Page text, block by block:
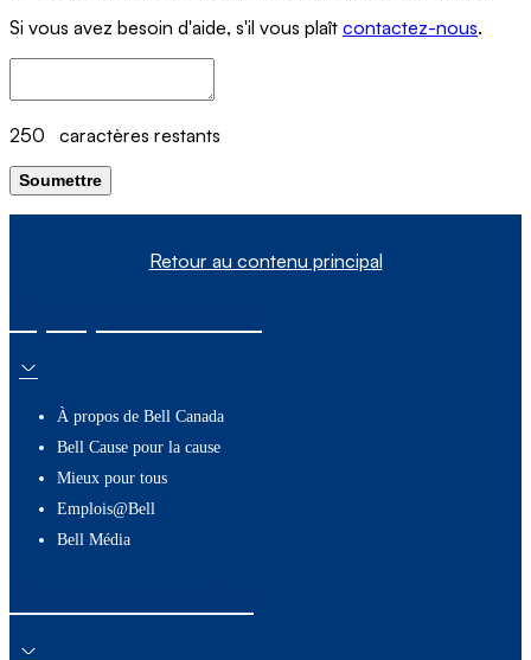
Si vous avez besoin d'aide, s'il vous plaît contactez-nous.
250 caractères restants
Soumettre
Retour au contenu principal
À propos de Bell Canada
Bell Cause pour la cause
Mieux pour tous
Emplois@Bell
Bell Média